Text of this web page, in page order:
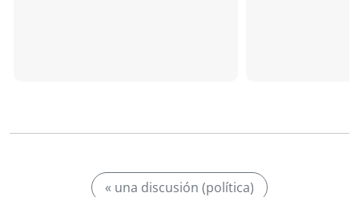
« una discusión (política)